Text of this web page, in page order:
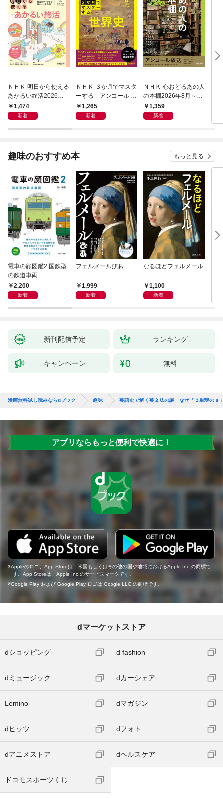
ＮＨＫ 明日から使える
あかるい終活2026年8
月～9月
1,474
新着
ＮＨＫ ３か月でマスタ
ーする アンコール 世
界史2026年8月
1,265
新着
ＮＨＫ 心おどるあの人
の本棚2026年8月～9
月1,359
新着
名
宣
趣味のおすすめ本 もっと見る
電車の顔図鑑2 国鉄型
の鉄道車両
2,200
新着
フェルメールぴあ
1,999
新着
なるほどフェルメール
1,100
新着
ハ
新刊配信予定 ランキング
キャンペーン 無料
漫画無料試し読みならdブック 趣味 英語史で解く英文法の謎 なぜ「３単現のｓ
アプリならもっと便利で快適に！
Appleのロゴ、App Storeは、米国もしくはその他の国や地域におけるApple Inc.の商標で
す。App Storeは、Apple Inc.のサービスマークです。
Google Play および Google Play ロゴは Google LLC の商標です。
dマーケットストア
dショッピング d fashion
dミュージック dカーシェア
Lemino dマガジン
dヒッツ dフォト
dアニメストア dヘルスケア
ドコモスポーツくじ